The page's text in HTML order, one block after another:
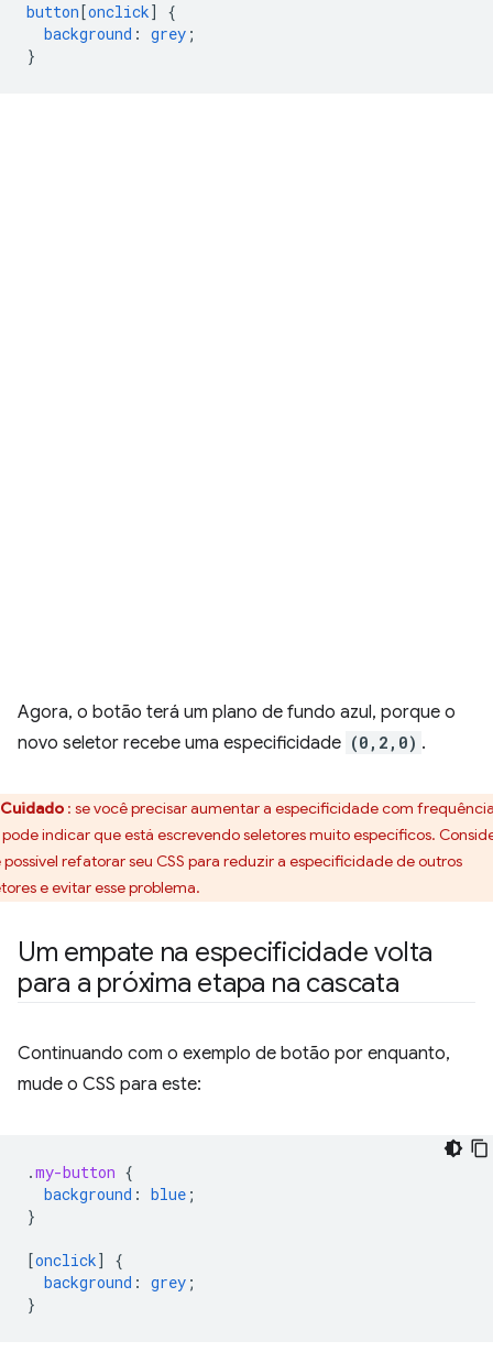
button [onclick]
{
background : grey ;
}
Agora, o botão terá um plano de fundo azul, porque o
novo seletor recebe uma especificidade (0,2,0) .
Cuidado : se você precisar aumentar a especificidade com
pode indicar que está escrevendo seletores muito específicos.
possível refatorar seu CSS para reduzir a especificidade de outros
e evitar esse problema.
Um empate na especificidade volta
para a próxima etapa na cascata
Continuando com o exemplo de botão por enquanto,
mude o CSS para este:
.my-button {
background : blue ;
}
[onclick]
{
background : grey ;
}